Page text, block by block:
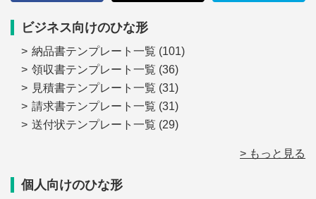
ビジネス向けのひな形
納品書テンプレート一覧 (101)
領収書テンプレート一覧 (36)
見積書テンプレート一覧 (31)
請求書テンプレート一覧 (31)
送付状テンプレート一覧 (29)
> もっと見る
個人向けのひな形